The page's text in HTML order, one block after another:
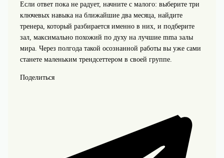
Если ответ пока не радует, начните с малого: выберите три
ключевых навыка на ближайшие два месяца, найдите
тренера, который разбирается именно в них, и подберите
зал, максимально похожий по духу на лучшие mma залы
мира. Через полгода такой осознанной работы вы уже сами
станете маленьким трендсеттером в своей группе.
Поделиться